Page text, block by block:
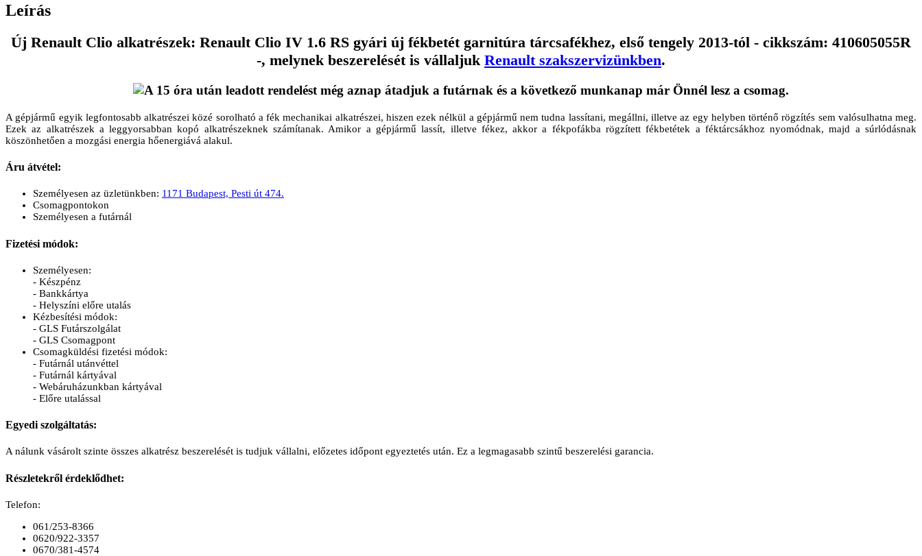
Leírás
Új Renault Clio alkatrészek: Renault Clio IV 1.6 RS gyári új fékbetét garnitúra tárcsafékhez, első tengely 2013-tól - cikkszám: 410605055R
-, melynek beszerelését is vállaljuk Renault szakszervizünkben.
A gépjármű egyik legfontosabb alkatrészei közé sorolható a fék mechanikai alkatrészei, hiszen ezek nélkül a gépjármű nem tudna lassítani, megállni, illetve az egy helyben történő rögzítés sem valósulhatna meg.
Ezek az alkatrészek a leggyorsabban kopó alkatrészeknek számítanak. Amikor a gépjármű lassít, illetve fékez, akkor a fékpofákba rögzített fékbetétek a féktárcsákhoz nyomódnak, majd a súrlódásnak
köszönhetően a mozgási energia hőenergiává alakul.
Áru átvétel:
Személyesen az üzletünkben: 1171 Budapest, Pesti út 474.
Csomagpontokon
Személyesen a futárnál
Fizetési módok:
Személyesen:
- Készpénz
- Bankkártya
- Helyszíni előre utalás
Kézbesítési módok:
- GLS Futárszolgálat
- GLS Csomagpont
Csomagküldési fizetési módok:
- Futárnál utánvéttel
- Futárnál kártyával
- Webáruházunkban kártyával
- Előre utalással
Egyedi szolgáltatás:
A nálunk vásárolt szinte összes alkatrész beszerelését is tudjuk vállalni, előzetes időpont egyeztetés után. Ez a legmagasabb szintű beszerelési garancia.
Részletekről érdeklődhet:
Telefon:
061/253-8366
0620/922-3357
0670/381-4574